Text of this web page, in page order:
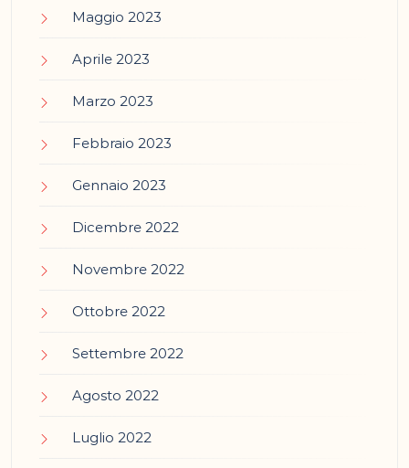
Maggio 2023
Aprile 2023
Marzo 2023
Febbraio 2023
Gennaio 2023
Dicembre 2022
Novembre 2022
Ottobre 2022
Settembre 2022
Agosto 2022
Luglio 2022